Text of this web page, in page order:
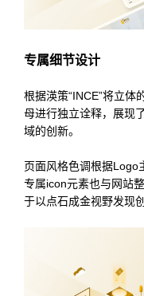
专属细节设计
根据渶策“INCE”将立体
母进行独立诠释，展现
域的创新。
页面风格色调根据Logo
专属icon元素也与网站
于以点石成金视野发现创